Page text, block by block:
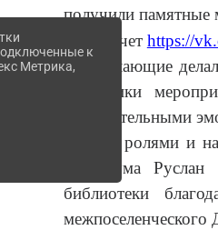
получили памятные
Фотоотчет https://
Все желающие
Участники
положительными
своими ролями и
техникума
библиотеки
межпоселенческого
к
Метрика,